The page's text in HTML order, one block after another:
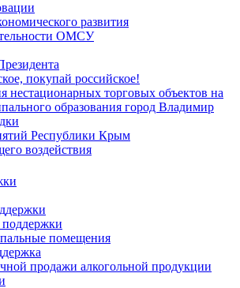
развития
ОМСУ
покупай российское!
нестационарных торговых объектов на
образования город Владимир
Республики Крым
воздействия
поддержки
помещения
продажи алкогольной продукции